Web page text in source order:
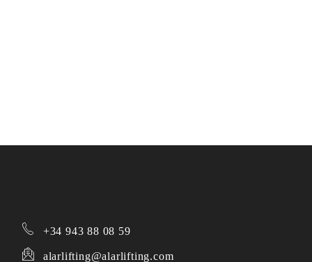
+34 943 88 08 59
alarlifting@alarlifting.com